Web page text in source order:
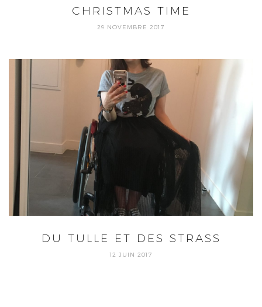
CHRISTMAS TIME
29 NOVEMBRE 2017
DU TULLE ET DES STRASS
12 JUIN 2017